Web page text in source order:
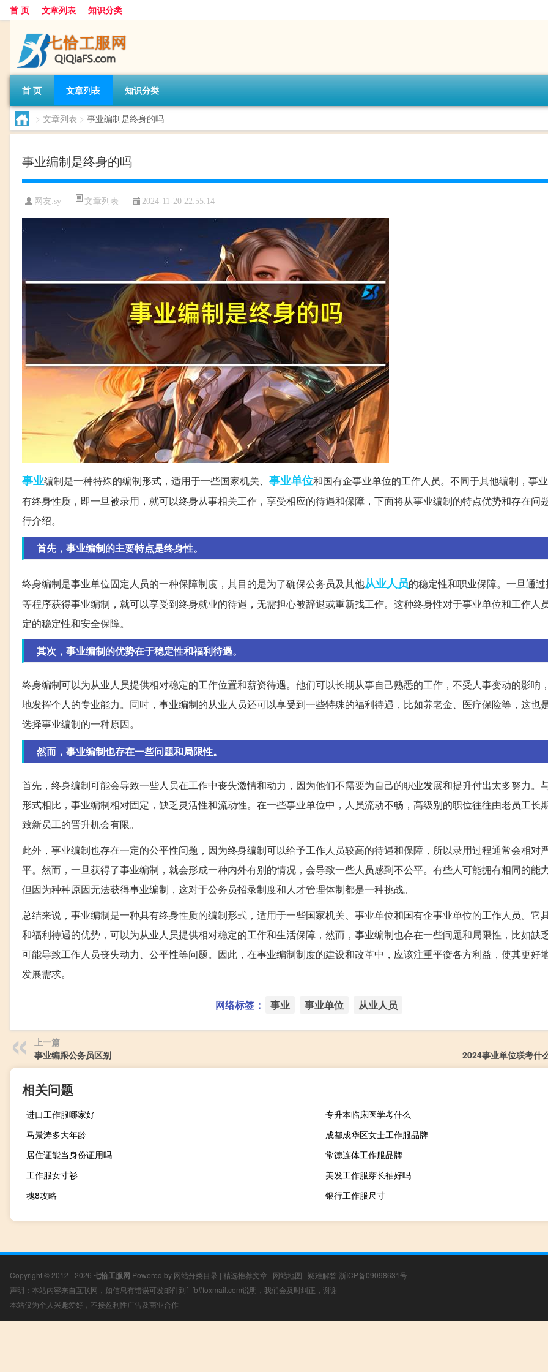
首 页 文章列表 知识分类
首 页 文章列表 知识分类
> 文章列表 > 事业编制是终身的吗
事业编制是终身的吗
网友:sy 文章列表 2024-11-20 22:55:14
事业编制是一种特殊的编制形式，适用于一些国家机关、 事业单位和国有企事业单位的工作人员。不同于其他编制，事
有终身性质，即一旦被录用，就可以终身从事相关工作，享受相应的待遇和保障，下面将从事业编制的特点优势和存在问
行介绍。
首先，事业编制的主要特点是终身性。
终身编制是事业单位固定人员的一种保障制度，其目的是为了确保公务员及其他从业人员的稳定性和职业保障。一旦通
等程序获得事业编制，就可以享受到终身就业的待遇，无需担心被辞退或重新找工作。这种终身性对于事业单位和工作人
定的稳定性和安全保障。
其次，事业编制的优势在于稳定性和福利待遇。
终身编制可以为从业人员提供相对稳定的工作位置和薪资待遇。他们可以长期从事自己熟悉的工作，不受人事变动的影响
地发挥个人的专业能力。同时，事业编制的从业人员还可以享受到一些特殊的福利待遇，比如养老金、医疗保险等，这也
选择事业编制的一种原因。
然而，事业编制也存在一些问题和局限性。
首先，终身编制可能会导致一些人员在工作中丧失激情和动力，因为他们不需要为自己的职业发展和提升付出太多努力。
形式相比，事业编制相对固定，缺乏灵活性和流动性。在一些事业单位中，人员流动不畅，高级别的职位往往由老员工长
致新员工的晋升机会有限。
此外，事业编制也存在一定的公平性问题，因为终身编制可以给予工作人员较高的待遇和保障，所以录用过程通常会相对
平。然而，一旦获得了事业编制，就会形成一种内外有别的情况，会导致一些人员感到不公平。有些人可能拥有相同的能
但因为种种原因无法获得事业编制，这对于公务员招录制度和人才管理体制都是一种挑战。
总结来说，事业编制是一种具有终身性质的编制形式，适用于一些国家机关、事业单位和国有企事业单位的工作人员。它
和福利待遇的优势，可以为从业人员提供相对稳定的工作和生活保障，然而，事业编制也存在一些问题和局限性，比如缺
可能导致工作人员丧失动力、公平性等问题。因此，在事业编制制度的建设和改革中，应该注重平衡各方利益，使其更好
发展需求。
网络标签： 事业 事业单位 从业人员
上一篇
事业编跟公务员区别
2024事业单位联考什
相关问题
进口工作服哪家好
专升本临床医学考什么
马景涛多大年龄
成都成华区女士工作服品牌
居住证能当身份证用吗
常德连体工作服品牌
工作服女寸衫
美发工作服穿长袖好吗
魂8攻略
银行工作服尺寸
Copyright © 2012 - 2026 七恰工服网 Powered by 网站分类目录 | 精选推荐文章 | 网站地图 | 疑难解答 浙ICP备09098631号
声明：本站内容来自互联网，如信息有错误可发邮件到f_fb#foxmail.com说明，我们会及时纠正，谢谢
本站仅为个人兴趣爱好，不接盈利性广告及商业合作